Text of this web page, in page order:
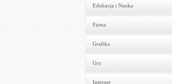
Edukacja i Nauka
Firma
Grafika
Gry
Internet